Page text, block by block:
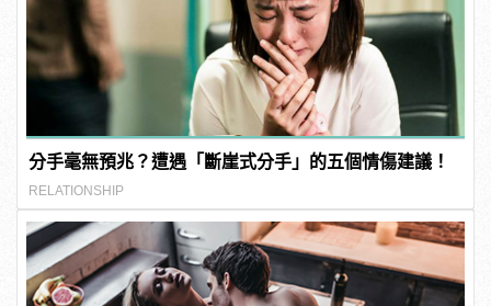
分手毫無預兆？遭遇「斷崖式分手」的五個情傷建議！
RELATIONSHIP